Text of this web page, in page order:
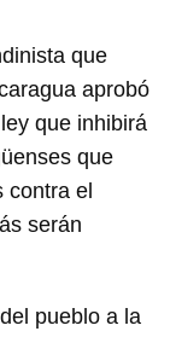
que
aprobó
que inhibirá
que
contra el
serán
pueblo a la